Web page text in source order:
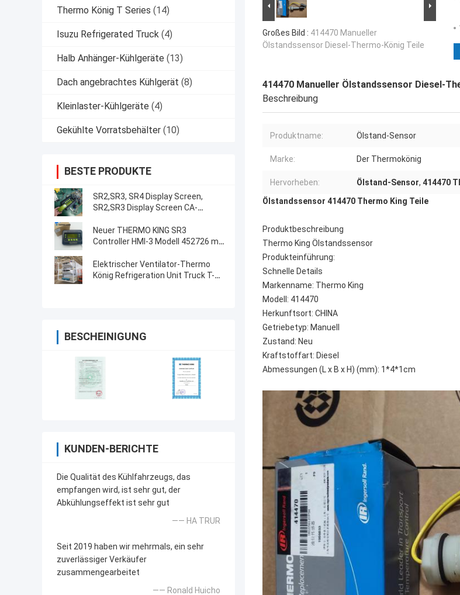
Thermo König T Series (14)
Isuzu Refrigerated Truck (4)
Halb Anhänger-Kühlgeräte (13)
Dach angebrachtes Kühlgerät (8)
Kleinlaster-Kühlgeräte (4)
Gekühlte Vorratsbehälter (10)
BESTE PRODUKTE
SR2,SR3, SR4 Display Screen,
SR2,SR3 Display Screen CA-
Bildschirm für THERMO KING
SB210 SB230 HMIs Ersatzteile
Neuer THERMO KING SR3
Controller HMI-3 Modell 452726 mit
Elektrischer Ventilator-Thermo
König Refrigeration Unit Truck T-
BESCHEINIGUNG
KUNDEN-BERICHTE
Die Qualität des Kühlfahrzeugs, das
empfangen wird, ist sehr gut, der
Abkühlungseffekt ist sehr gut
—— HA TRUR
Seit 2019 haben wir mehrmals, ein sehr
zuverlässiger Verkäufer
zusammengearbeitet
—— Ronald Huicho
Großes Bild : 414470 Manueller
Ölstandssensor Diesel-Thermo-König Teile
414470 Manueller Ölstandssensor Diesel-
Beschreibung
Produktname: Ölstand-Sensor
Marke: Der Thermokönig
Hervorheben: Ölstand-Sensor, 414470
Ölstandssensor 414470 Thermo King Teile
Produktbeschreibung
Thermo King Ölstandssensor
Produkteinführung:
Schnelle Details
Markenname: Thermo King
Modell: 414470
Herkunftsort: CHINA
Getriebetyp: Manuell
Zustand: Neu
Kraftstoffart: Diesel
Abmessungen (L x B x H) (mm): 1*4*1cm